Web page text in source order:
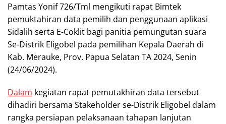
Pamtas Yonif 726/Tml mengikuti rapat Bimtek
pemuktahiran data pemilih dan penggunaan aplikasi
Sidalih serta E-Coklit bagi panitia pemungutan suara
Se-Distrik Eligobel pada pemilihan Kepala Daerah di
Kab. Merauke, Prov. Papua Selatan TA 2024, Senin
(24/06/2024).
Dalam kegiatan rapat pemutakhiran data tersebut
dihadiri bersama Stakeholder se-Distrik Eligobel dalam
rangka persiapan pelaksanaan tahapan lanjutan